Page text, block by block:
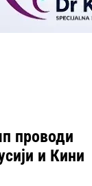
проводи
и Кини